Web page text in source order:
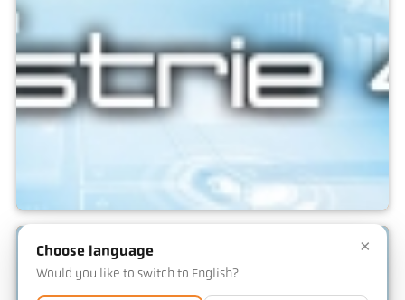
IO-Link ×
Choose language
Would you like to switch to English?